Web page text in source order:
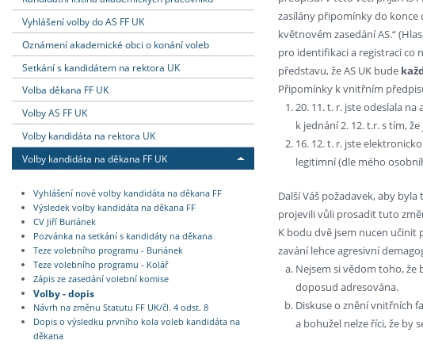
Vyhlášení volby do AS FF UK
Oznámení akademické obci o konání voleb
Setkání s kandidátem na rektora UK
Volba děkana FF UK
Volby AS FF UK
Volby kandidáta na rektora UK
Volby kandidáta na děkana FF UK
Vyhlášení nové volby kandidáta na děkana FF
Výsledek volby kandidáta na děkana FF
CV Jiří Buriánek
Pozvánka na setkání s kandidáty na děkana
Teze volebního programu - Buriánek
Teze volebního programu - Kolář
Zápis ze zasedání volební komise
Volby - dopis
Návrh na změnu Statutu FF UK/čl. 4 odst. 8
Dopis o výsledku prvního kola voleb kandidáta na
děkana
zasílány připomínky do konce
květnovém zasedání AS.“
pro identifikaci a registraci co
představu, že AS UK bude
Připomínky k vnitřním
20. 11. t. r. jste odeslala
k jednání 2. 12. t.r. s tím,
16. 12. t. r. jste
legitimní (dle mého
Další Váš požadavek, aby
projevili vůli prosadit tuto
K bodu dvě jsem nucen učinit
zavání lehce agresivní
Nejsem si vědom toho,
doposud adresována.
Diskuse o znění vnitřních
a bohužel nelze říci, že by